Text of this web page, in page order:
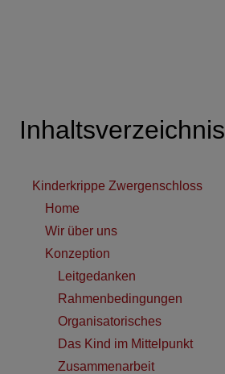
Inhaltsverzeichnis
Kinderkrippe Zwergenschloss
Home
Wir über uns
Konzeption
Leitgedanken
Rahmenbedingungen
Organisatorisches
Das Kind im Mittelpunkt
Zusammenarbeit